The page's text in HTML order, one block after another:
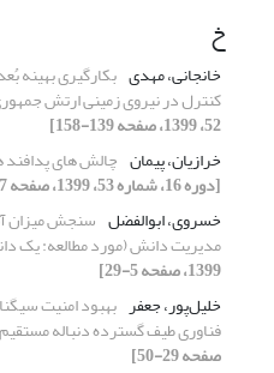
خ
خانجانی، مهدی بکارگیری بهینه
کنترل در نیروی زمینی ارتش
52، 1399، صفحه 139-158]
خرازیان، پیمان چالش های
[دوره 16، شماره 53، 1399، صفحه 57-77]
خسروی، ابوالفضل سنجش میزان
مدیریت دانش (مورد مطالعه: یک
1399، صفحه 5-29]
خلیل‌پور، جعفر بهبود امنیت
فناوری طیف گسترده دنباله مستقیم
صفحه 29-50]